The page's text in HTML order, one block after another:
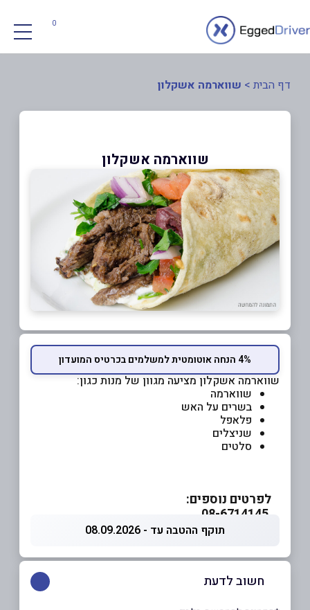
0
דף הבית > שווארמה אשקלון
שווארמה אשקלון
4% הנחה אוטומטית למשלמים בכרטיס המועדון
שווארמה אשקלון מציעה מגוון של מנות כגון:
שווארמה
בשרים על האש
פלאפל
שניצלים
סלטים
לפרטים נוספים:
תוקף ההטבה עד - 08.09.2026
חשוב לדעת